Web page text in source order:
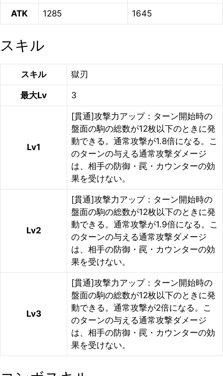
ATK 1285 1645
スキル
スキル 獄刃
最大Lv 3
Lv1
[貫通]攻撃力アップ：ターン開始時の
盤面の駒の総数が12枚以下のときに発
動できる。通常攻撃が1.8倍になる。こ
のターンの与える通常攻撃ダメージ
は、相手の防御・罠・カウンターの効
果を受けない。
Lv2
[貫通]攻撃力アップ：ターン開始時の
盤面の駒の総数が12枚以下のときに発
動できる。通常攻撃が1.9倍になる。こ
のターンの与える通常攻撃ダメージ
は、相手の防御・罠・カウンターの効
果を受けない。
Lv3
[貫通]攻撃力アップ：ターン開始時の
盤面の駒の総数が12枚以下のときに発
動できる。通常攻撃が2倍になる。こ
のターンの与える通常攻撃ダメージ
は、相手の防御・罠・カウンターの効
果を受けない。